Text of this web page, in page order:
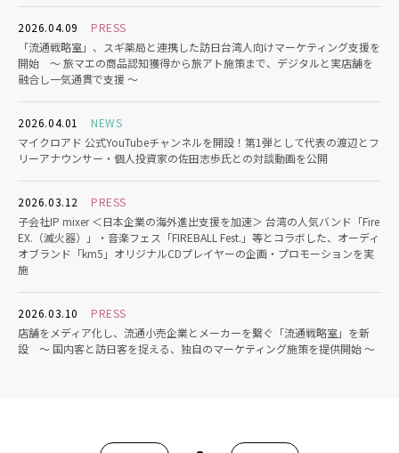
2026.04.09
PRESS
「流通戦略室」、スギ薬局と連携した訪日台湾人向けマーケティング支援を
開始 〜 旅マエの商品認知獲得から旅アト施策まで、デジタルと実店舗を
融合し一気通貫で支援 〜
2026.04.01
NEWS
マイクロアド 公式YouTubeチャンネルを開設！第1弾として代表の渡辺とフ
リーアナウンサー・個人投資家の佐田志歩氏との対談動画を公開
2026.03.12
PRESS
子会社IP mixer ＜日本企業の海外進出支援を加速＞ 台湾の人気バンド「Fire
EX.（滅火器）」・音楽フェス「FIREBALL Fest.」等とコラボした、オーディ
オブランド「km5」オリジナルCDプレイヤーの企画・プロモーションを実
施
2026.03.10
PRESS
店舗をメディア化し、流通小売企業とメーカーを繋ぐ「流通戦略室」を新
設 〜 国内客と訪日客を捉える、独自のマーケティング施策を提供開始 〜